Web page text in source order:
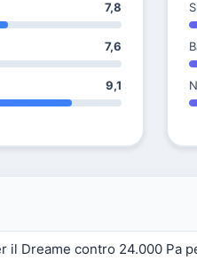
7,8
7,6
9,1
il Dreame contro 24.000 Pa